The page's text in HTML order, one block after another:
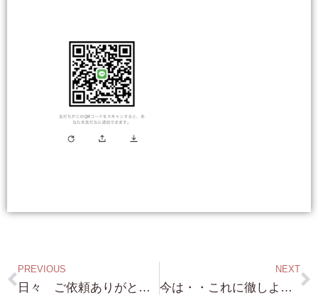
PREVIOUS
日々 ご依頼ありがとうございます！お陰様で LINE登録も 20名超えてきました！ 琵琶湖浜付・琵琶湖桟橋付き物件 どんどん探します！
NEXT
今は・・これに徹しよう（笑）琵琶湖浜付物件・琵琶湖別荘 探し 琵琶湖浜付土地 売却希望の方は 弊社にお任せください！